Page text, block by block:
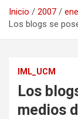
Inicio 2007
Los blogs se
IML_UCM
Los
medios